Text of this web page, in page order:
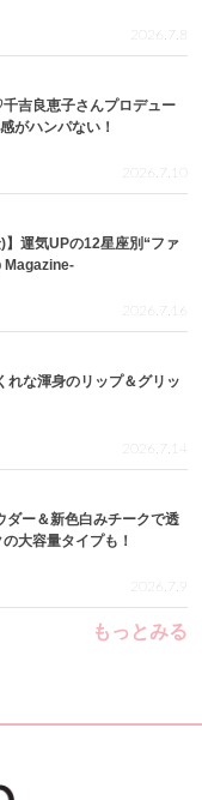
2026.7.8
吉良恵子さんプロデュー
がハンパない！
2026.7.10
】運気UPの12星座別“ファ
Magazine-
2026.7.16
な渾身のリップ＆グリッ
2026.7.14
ダー＆新色白みチークで透
大容量タイプも！
2026.7.9
もっとみる